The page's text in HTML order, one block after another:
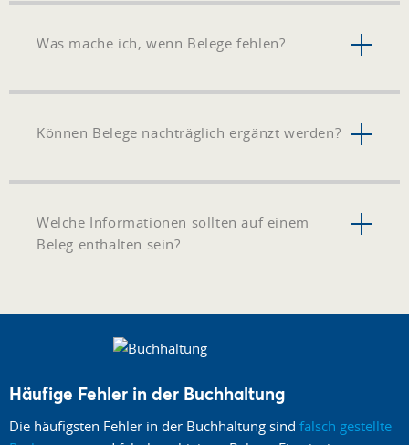
Was mache ich, wenn Belege fehlen?
Können Belege nachträglich ergänzt werden?
Welche Informationen sollten auf einem
Beleg enthalten sein?
Häufige Fehler in der Buchhaltung
Die häufigsten Fehler in der Buchhaltung sind falsch gestellte